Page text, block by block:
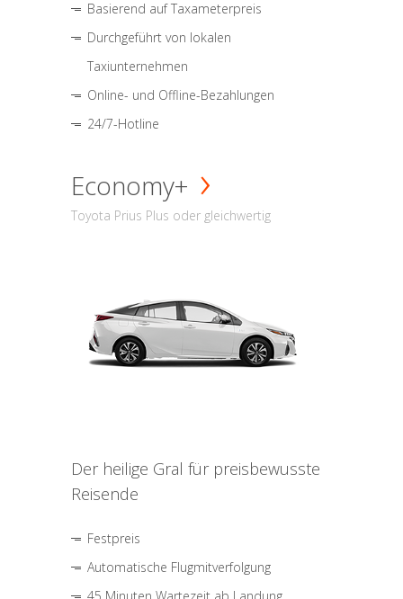
Basierend auf Taxameterpreis
Durchgeführt von lokalen
Taxiunternehmen
Online- und Offline-Bezahlungen
24/7-Hotline
Economy+
Toyota Prius Plus oder gleichwertig
Der heilige Gral für preisbewusste
Reisende
Festpreis
Automatische Flugmitverfolgung